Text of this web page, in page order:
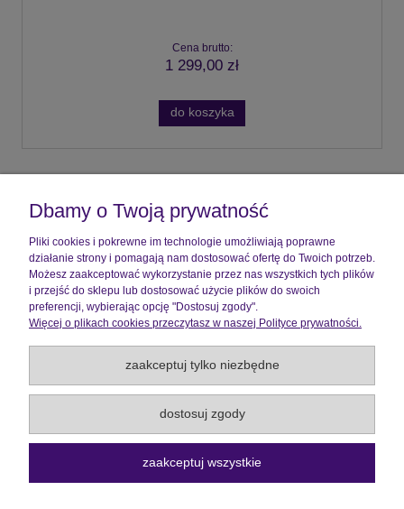
Cena brutto:
1 299,00 zł
do koszyka
Moje konto
Płatności i dostawa
Informacje
O nas
Wszelkie Prawa Zastrzeżone ©2026 |
Sklep internetowy Shoper.pl
Dbamy o Twoją prywatność
Pliki cookies i pokrewne im technologie umożliwiają poprawne
działanie strony i pomagają nam dostosować ofertę do Twoich potrzeb.
Możesz zaakceptować wykorzystanie przez nas wszystkich tych plików
i przejść do sklepu lub dostosować użycie plików do swoich
preferencji, wybierając opcję "Dostosuj zgody".
Więcej o plikach cookies przeczytasz w naszej Polityce prywatności.
zaakceptuj tylko niezbędne
dostosuj zgody
zaakceptuj wszystkie